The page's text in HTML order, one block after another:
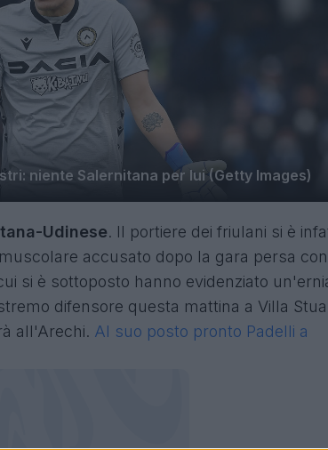
niente Salernitana per lui (Getty Images)
Udinese. Il portiere dei friulani si è
accusato dopo la gara persa
si è sottoposto hanno evidenziato
difensore questa mattina a Villa
all'Arechi. Al suo posto pronto Padelli a